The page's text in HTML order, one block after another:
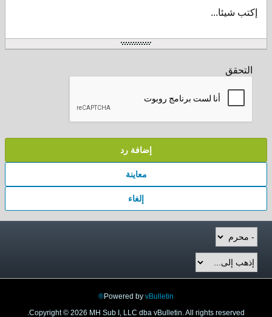
إكتب شيئا...
التحقق
إضافة رد
معاينة
إلغاء
Powered by vBulletin®
Copyright © 2026 MH Sub I, LLC dba vBulletin. All rights reserved.